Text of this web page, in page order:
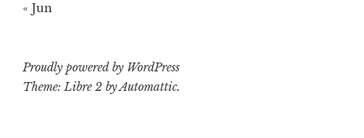
« Jun
Proudly powered by WordPress
Theme: Libre 2 byAutomattic.